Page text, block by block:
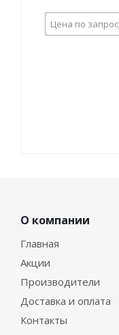
Цена по
О компании
Главная
Акции
Производители
Доставка и оплата
Контакты